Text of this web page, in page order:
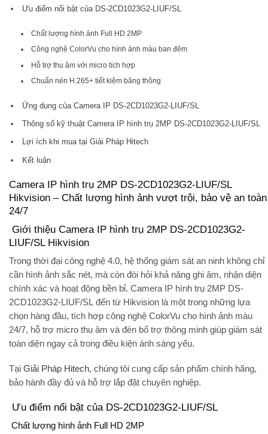
Ưu điểm nổi bật của DS-2CD1023G2-LIUF/SL
Chất lượng hình ảnh Full HD 2MP
Công nghệ ColorVu cho hình ảnh màu ban đêm
Hỗ trợ thu âm với micro tích hợp
Chuẩn nén H.265+ tiết kiệm băng thông
Ứng dụng của Camera IP DS-2CD1023G2-LIUF/SL
Thông số kỹ thuật Camera IP hình trụ 2MP DS-2CD1023G2-LIUF/SL
Lợi ích khi mua tại Giải Pháp Hitech
Kết luận
Camera IP hình trụ 2MP DS-2CD1023G2-LIUF/SL
Hikvision – Chất lượng hình ảnh vượt trội, bảo vệ an toàn
24/7
Giới thiệu Camera IP hình trụ 2MP DS-2CD1023G2-
LIUF/SL Hikvision
Trong thời đại công nghệ 4.0, hệ thống giám sát an ninh không chỉ
cần hình ảnh sắc nét, mà còn đòi hỏi khả năng ghi âm, nhận diện
chính xác và hoạt động bền bỉ. Camera IP hình trụ 2MP DS-
2CD1023G2-LIUF/SL đến từ Hikvision là một trong những lựa
chọn hàng đầu, tích hợp công nghệ ColorVu cho hình ảnh màu
24/7, hỗ trợ micro thu âm và đèn bổ trợ thông minh giúp giám sát
toàn diện ngay cả trong điều kiện ánh sáng yếu.
Tại Giải Pháp Hitech, chúng tôi cung cấp sản phẩm chính hãng,
bảo hành đầy đủ và hỗ trợ lắp đặt chuyên nghiệp.
Ưu điểm nổi bật của DS-2CD1023G2-LIUF/SL
Chất lượng hình ảnh Full HD 2MP